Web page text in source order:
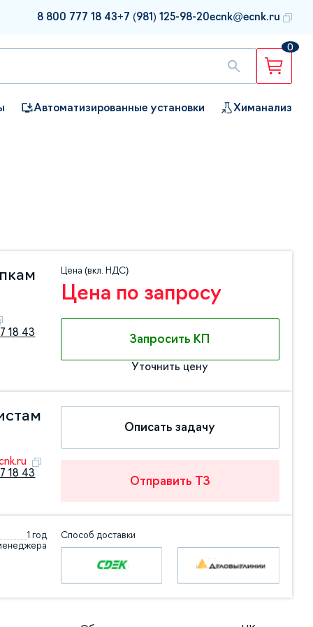
8 800 777 18 43+7 (981) 125-98-20ecnk@ecnk.ru
0
Автоматизированные установки Химанализ
18 43
Цена (вкл. НДС)
Цена по запросу
Запросить КП
Уточнить цену
18 43
Описать задачу
Отправить ТЗ
1 год
Способ доставки